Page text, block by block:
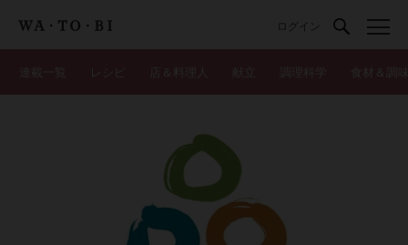
ログイン